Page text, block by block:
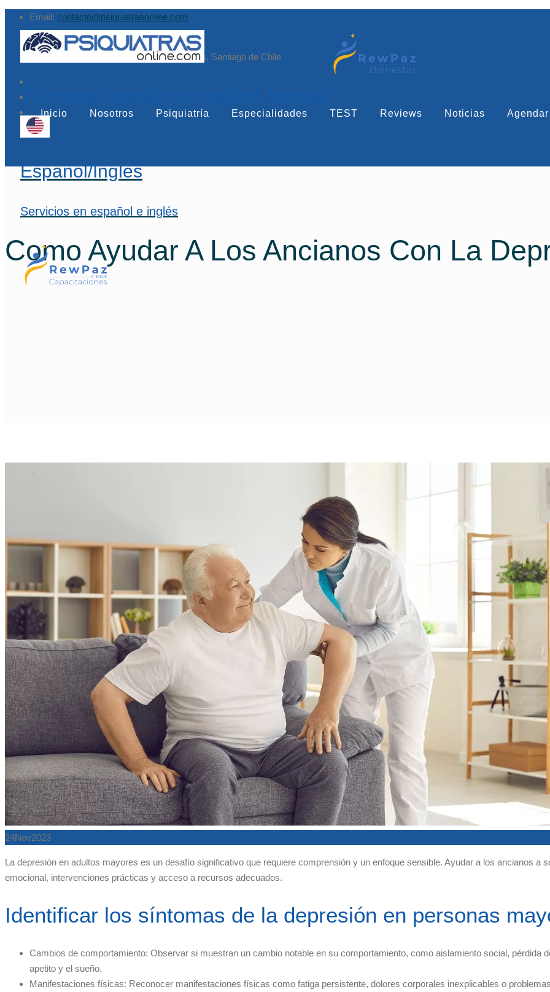
Email: contacto@psiquiatrasonline.com
Augusto Leguía Sur 79, of. 407, Las Condes, Santiago de Chile
Tu mejor opción en salud mental
Español/Inglés
Servicios en español e inglés
Inicio Nosotros Psiquiatría Especialidades TEST Reviews Noticias Agendar
Como Ayudar A Los Ancianos Con La
24Nov2023
La depresión en adultos mayores es un desafío significativo que requiere comprensión y un enfoque sensible. Ayudar a los ancianos a
emocional, intervenciones prácticas y acceso a recursos adecuados.
Identificar los síntomas de la depresión en personas
Cambios de comportamiento: Observar si muestran un cambio notable en su comportamiento, como aislamiento social, pérdida
apetito y el sueño.
Manifestaciones físicas: Reconocer manifestaciones físicas como fatiga persistente, dolores corporales inexplicables o